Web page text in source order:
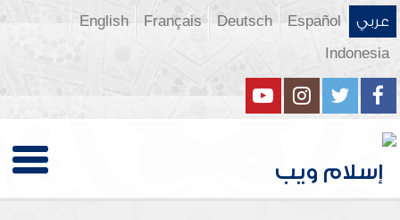
عربي Español
Deutsch
Français
English
Indonesia